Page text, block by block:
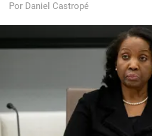
Por Daniel Castropé